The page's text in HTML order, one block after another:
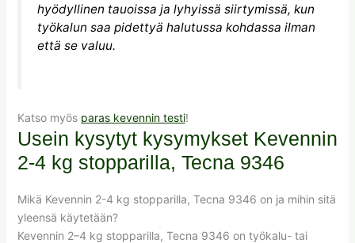
hyödyllinen tauoissa ja lyhyissä siirtymissä, kun
työkalun saa pidettyä halutussa kohdassa ilman
että se valuu.
Katso myös paras kevennin testi!
Usein kysytyt kysymykset Kevennin
2-4 kg stopparilla, Tecna 9346
Mikä Kevennin 2-4 kg stopparilla, Tecna 9346 on ja mihin sitä
yleensä käytetään?
Kevennin 2–4 kg stopparilla, Tecna 9346 on työkalu- tai